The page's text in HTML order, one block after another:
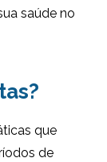
saúde no
que
de